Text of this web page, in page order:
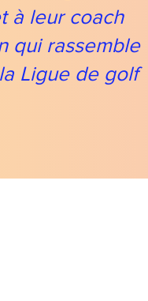
à leur coach
qui rassemble
Ligue de golf